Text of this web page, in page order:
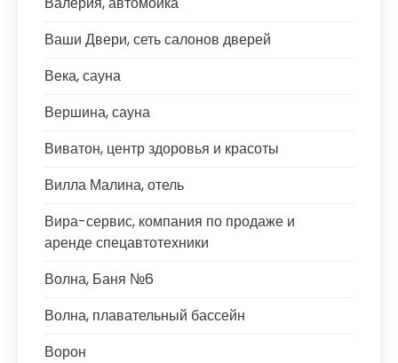
Ваши Двери, сеть салонов дверей
Века, сауна
Вершина, сауна
Виватон, центр здоровья и красоты
Вилла Малина, отель
Вира-сервис, компания по продаже и
аренде спецавтотехники
Волна, Баня №6
Волна, плавательный бассейн
Ворон